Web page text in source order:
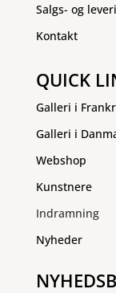
Salgs- og
Kontakt
QUICK
Galleri i
Galleri i
Webshop
Kunstnere
Indramning
Nyheder